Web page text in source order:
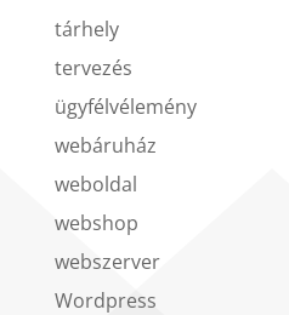
tárhely
tervezés
ügyfélvélemény
webáruház
weboldal
webshop
webszerver
Wordpress